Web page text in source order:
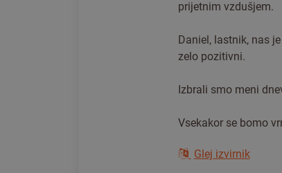
prijetnim vzdušjem.
Daniel, lastnik, nas
zelo pozitivni.
Izbrali smo meni
Vsekakor se bomo
Glej izvirnik